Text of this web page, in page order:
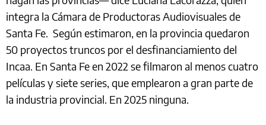
integra la Cámara de Productoras Audiovisuales de
Santa Fe. Según estimaron, en la provincia quedaron
50 proyectos truncos por el desfinanciamiento del
Incaa. En Santa Fe en 2022 se filmaron al menos cuatro
películas y siete series, que emplearon a gran parte de
la industria provincial. En 2025 ninguna.